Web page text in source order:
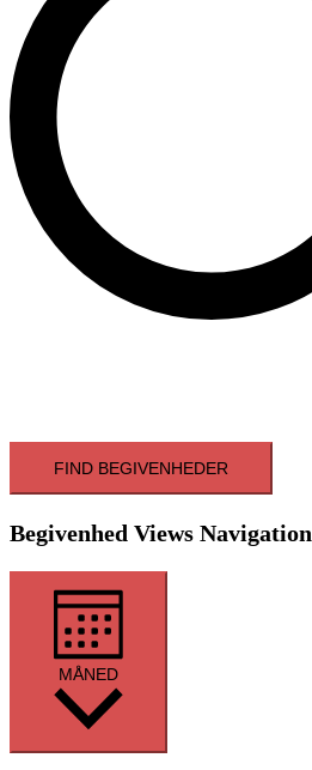
FIND BEGIVENHEDER
Begivenhed Views Navigation
MÅNED